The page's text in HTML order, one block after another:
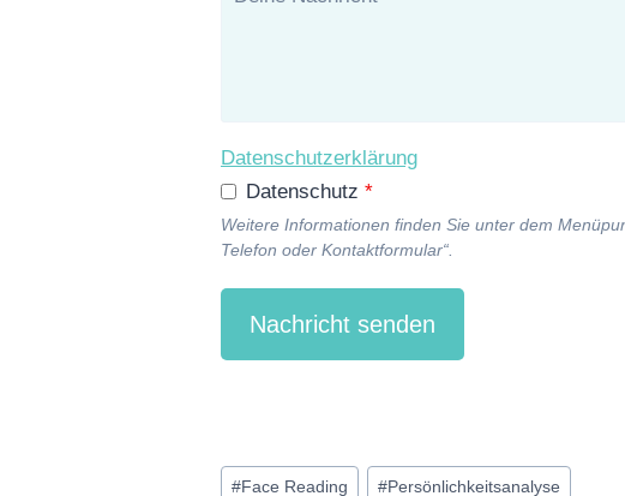
Datenschutzerklärung
Datenschutz *
Weitere Informationen finden Sie unter dem
Telefon oder Kontaktformular“.
Nachricht senden
Schlagworte:
#Face Reading #Persönlichkeitsanalyse